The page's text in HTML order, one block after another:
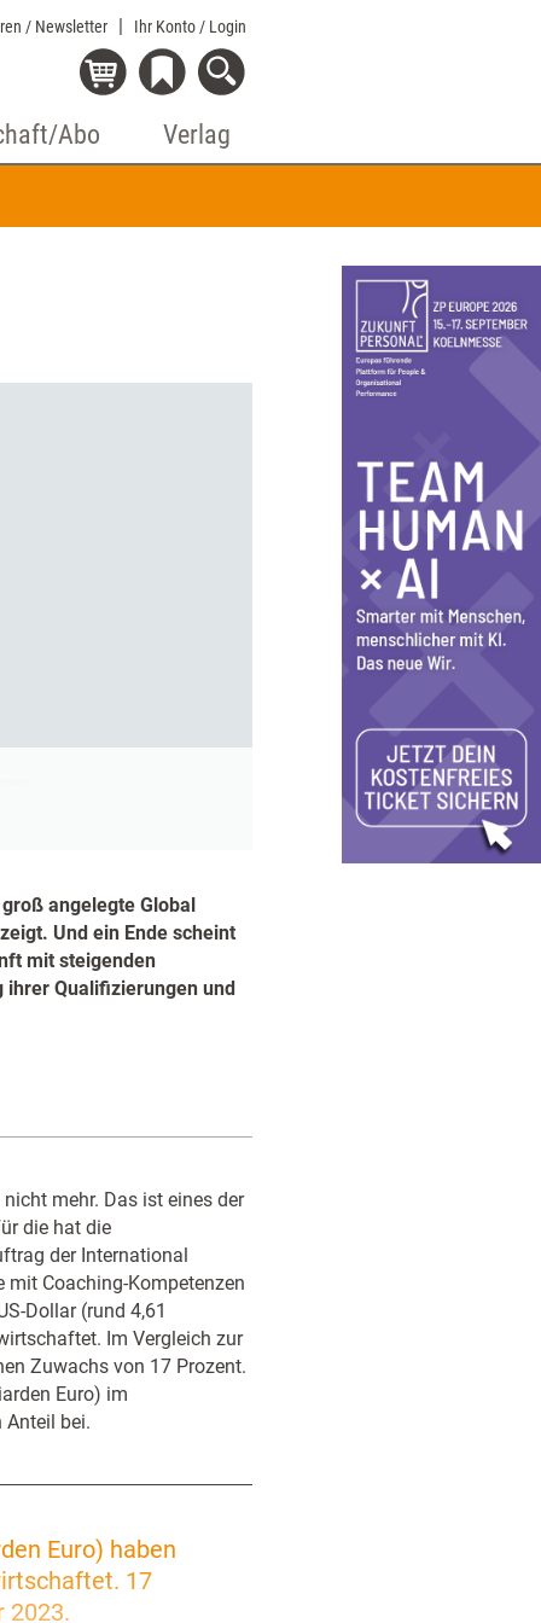
/ Newsletter Ihr Konto / Login
Abo Verlag
angelegte Global
Und ein Ende scheint
mit steigenden
Qualifizierungen und
mehr. Das ist eines der
die hat die
der International
mit Coaching-Kompetenzen
Dollar (rund 4,61
Im Vergleich zur
Zuwachs von 17 Prozent.
Euro) im
Anteil bei.
Euro) haben
17
2023.